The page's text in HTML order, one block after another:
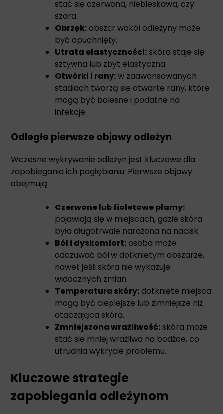
stać się czerwona, niebieskawa, czy
szara.
Obrzęk: obszar wokół odleżyny może
być opuchnięty.
Utrata elastyczności:skóra staje się
sztywna lub zbyt elastyczna.
Otwórki i rany:w zaawansowanych
stadiach tworzą się otwarte rany, które
mogą być bolesne i podatne na
infekcje.
Odległe pierwsze objawy odleżyn
Wczesne wykrywanie odleżyn jest kluczowe dla
zapobiegania ich pogłębianiu. Pierwsze objawy
obejmują:
Czerwone lub fioletowe plamy:
pojawiają się w miejscach, gdzie skóra
była długotrwale narażona na nacisk.
Ból i dyskomfort: osoba może
odczuwać ból w dotkniętym obszarze,
nawet jeśli skóra nie wykazuje
widocznych zmian.
Temperatura skóry: dotknięte miejsca
mogą być cieplejsze lub zimniejsze niż
otaczająca skóra.
Zmniejszona wrażliwość:skóra może
stać się mniej wrażliwa na bodźce, co
utrudnia wykrycie problemu.
Kluczowe strategie
zapobiegania odleżynom